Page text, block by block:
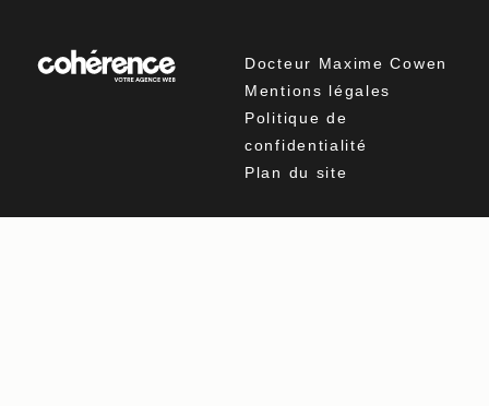
Docteur Maxime Cowen
Mentions légales
Politique de
confidentialité
Plan du site